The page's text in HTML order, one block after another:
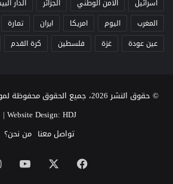
اسرائيل الأمن الوطني الجزائر الدار
المغرب
اليوم امريكا ايران تمارة
عين عودة
غزة فلسطين كرة القدم
© حقوق النشر 2026، جميع الحقوق محفوظة لموقع Heure Du Journal |
Website Design: HDJ
|
تواصل معنا من نحن؟
فيسبوك